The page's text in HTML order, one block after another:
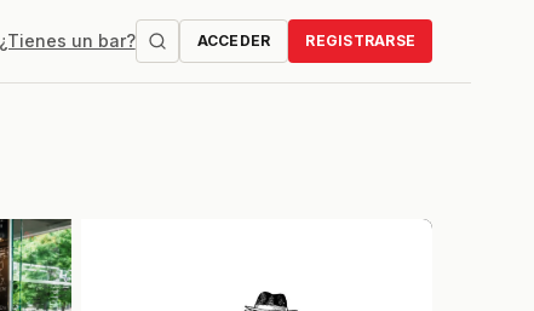
¿Tienes un bar? ACCEDER REGISTRARSE